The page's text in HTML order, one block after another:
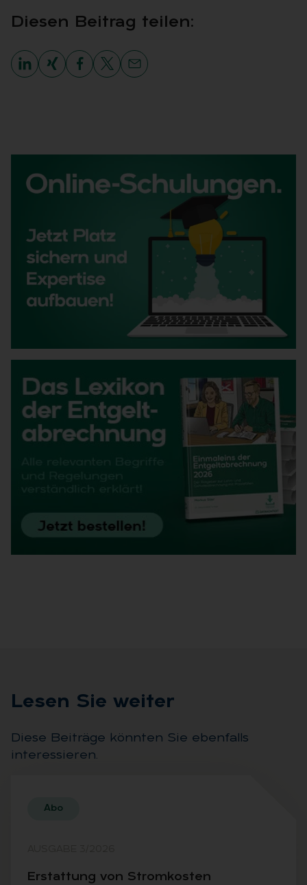
Die­sen Bei­trag tei­len:
Le­sen Sie wei­ter
Diese Beiträge könnten Sie ebenfalls
interessieren.
Abo
Er­stat­tung von Strom­kos­ten